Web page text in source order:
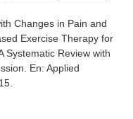
Changes in Pain and
Exercise Therapy for
Systematic Review with
En: Applied